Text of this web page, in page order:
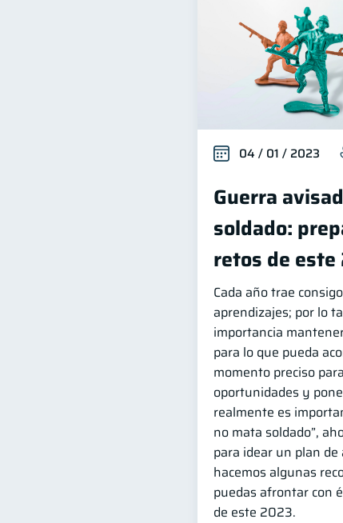
Derechos & Deberes
Educación Financiera 1
Salud mental 1
04 / 01 / 2023
Guerra
soldado:
retos de
Cada año trae
aprendizajes; por lo
importancia
para lo que pueda
momento preciso
oportunidades y
realmente es
no mata soldado”,
para idear un plan
hacemos algunas
puedas afrontar con
de este 2023.